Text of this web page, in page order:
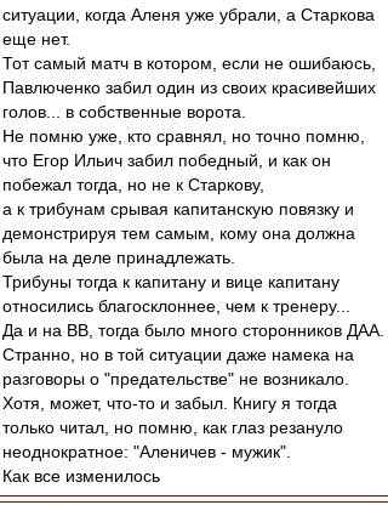
ситуации, когда Аленя уже убрали, а Старкова
еще нет.
Тот самый матч в котором, если не ошибаюсь,
Павлюченко забил один из своих красивейших
голов... в собственные ворота.
Не помню уже, кто сравнял, но точно помню,
что Егор Ильич забил победный, и как он
побежал тогда, но не к Старкову,
а к трибунам срывая капитанскую повязку и
демонстрируя тем самым, кому она должна
была на деле принадлежать.
Трибуны тогда к капитану и вице капитану
относились благосклоннее, чем к тренеру...
Да и на ВВ, тогда было много сторонников ДАА.
Странно, но в той ситуации даже намека на
разговоры о "предательстве" не возникало.
Хотя, может, что-то и забыл. Книгу я тогда
только читал, но помню, как глаз резануло
неоднократное: "Аленичев - мужик".
Как все изменилось